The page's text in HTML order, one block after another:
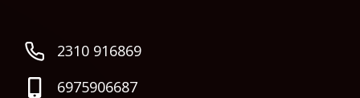
2310 916869
6975906687